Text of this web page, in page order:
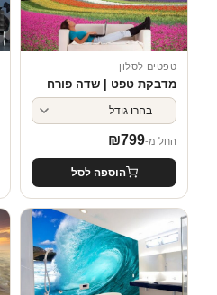
טפטים לסלון
מדבקת טפט | שדה פורח
החל מ- ₪799
הוספה לסל